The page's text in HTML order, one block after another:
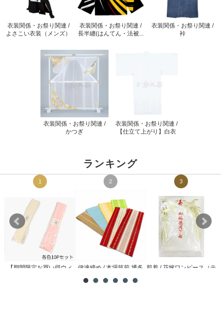
衣装関係・お祭り関連 /
よさこい衣装（メンズ）
衣装関係・お祭り関連 /
長半纏(はんてん・法被...
衣装関係・お祭り関連 /
裃
衣装関係・お祭り関連 /
かつぎ
衣装関係・お祭り関連 /
【仕立て上がり】白衣
ランキング
1
【期間限定お買い得ウィ
2
伊達締め / 本場筑前 博多
3
肌着 / 花嫁ワンピース（テ